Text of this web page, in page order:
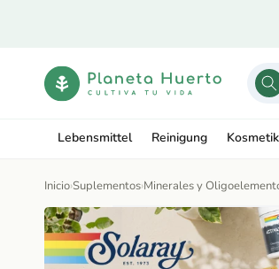
Lebensmittel Reinigung Kosmetik
Inicio›Suplementos›Minerales y
Ir
directamente
información
del producto
Abrir
elemento
multimedia